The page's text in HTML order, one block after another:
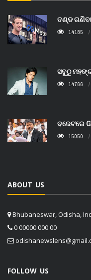
ତଣ୍ଡ ଗଣିବା
14185
ସବୁଠୁ
14766
ବଜେଟରେ
15050
ABOUT US
Bhubaneswar, Odisha,
0 00000 000 00
FOLLOW US